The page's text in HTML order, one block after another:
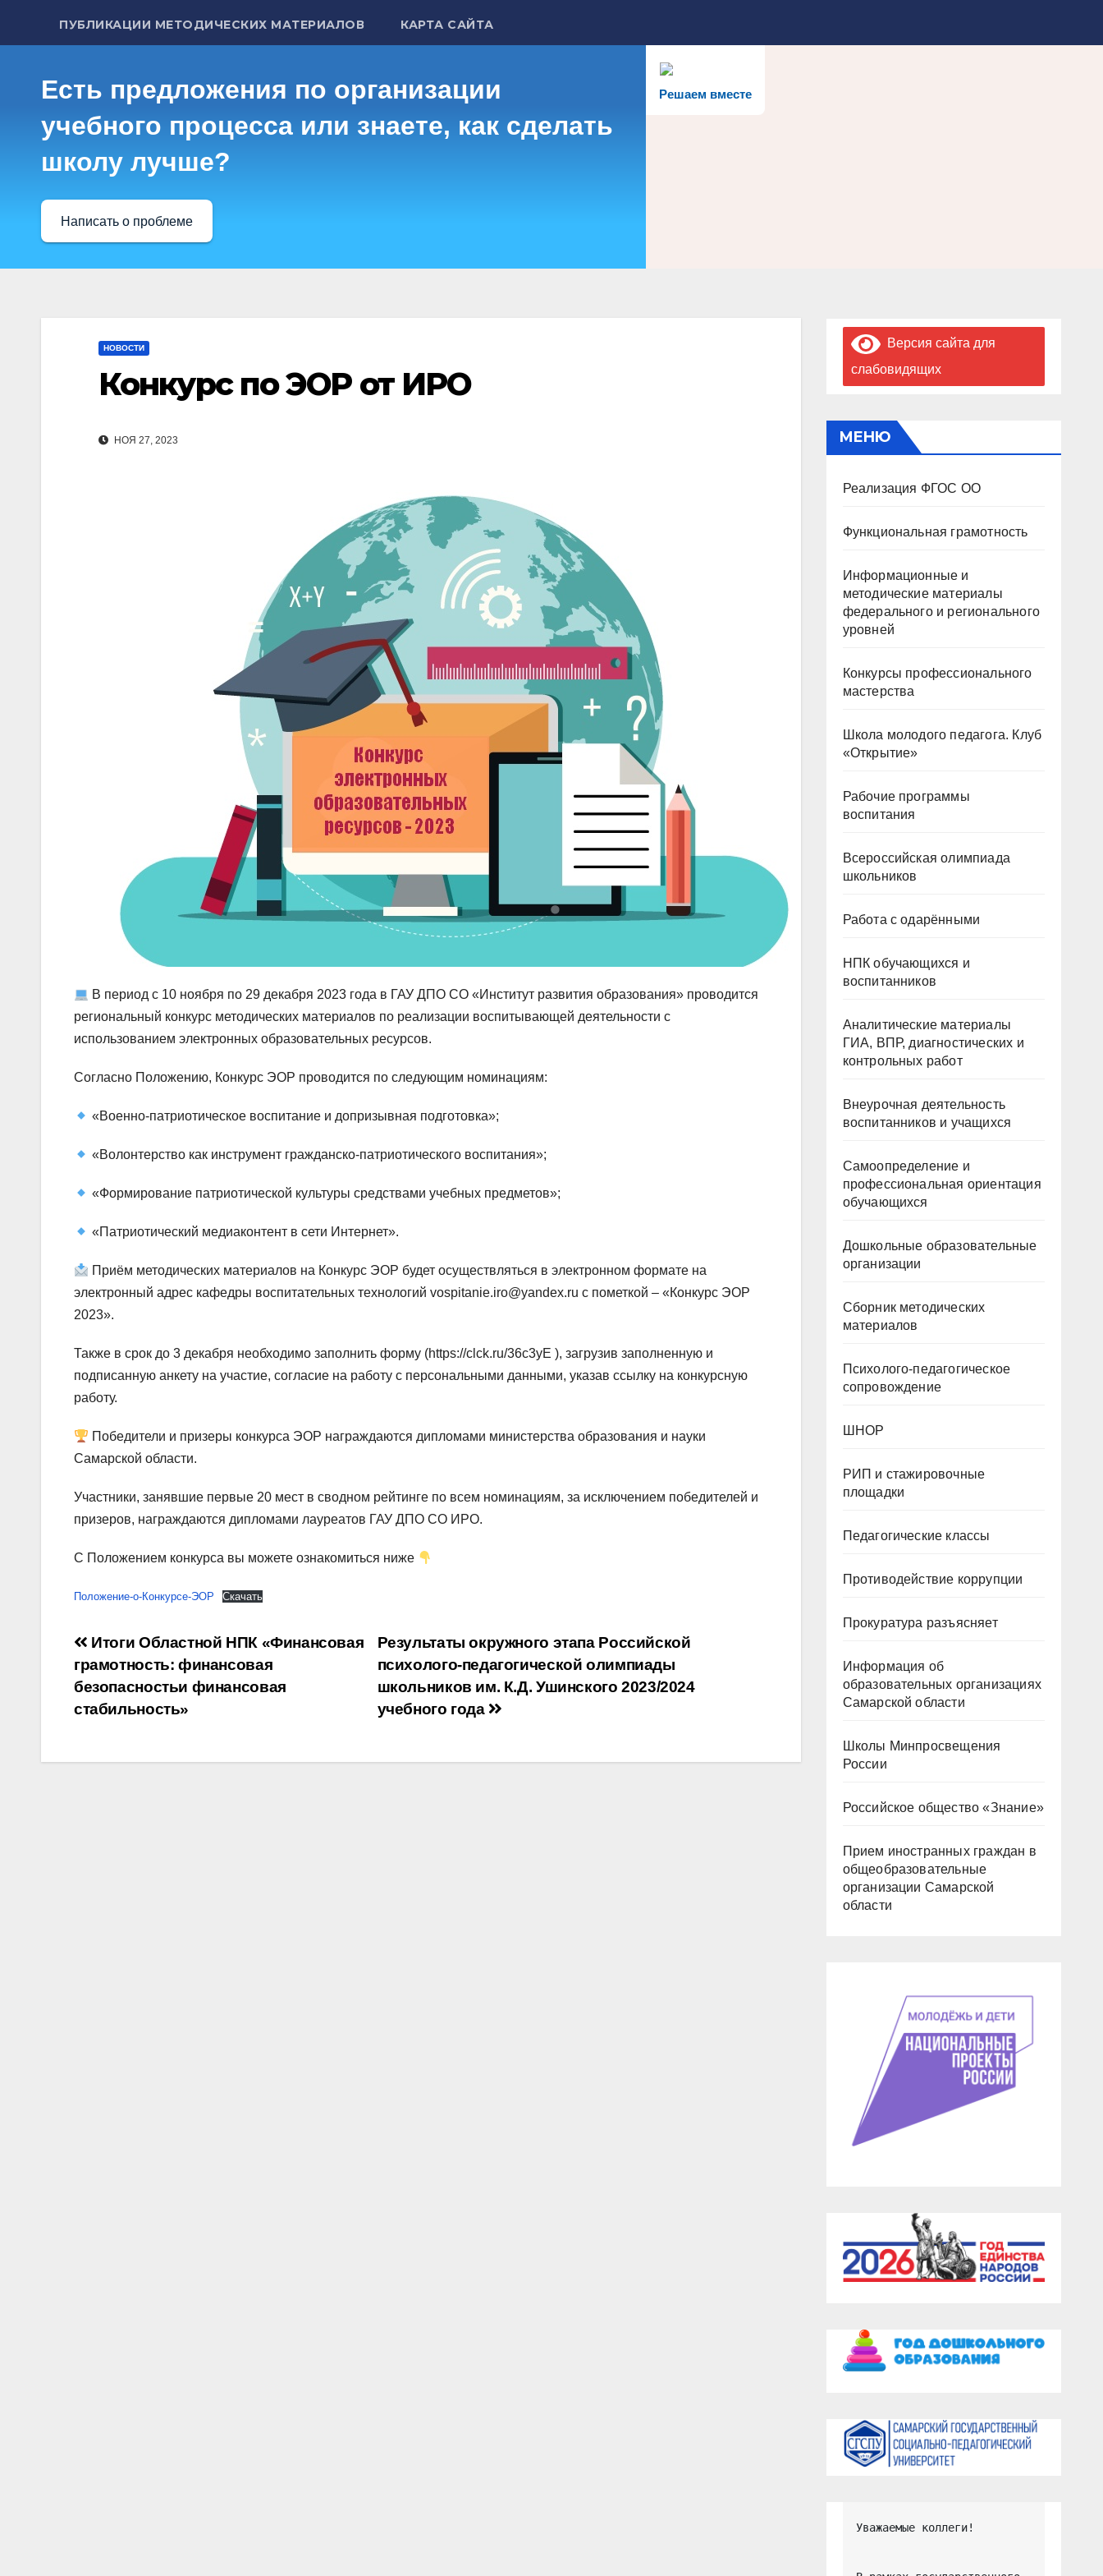
ПУБЛИКАЦИИ МЕТОДИЧЕСКИХ МАТЕРИАЛОВ КАРТА САЙТА
Решаем вместе
Есть предложения по организации
учебного процесса или знаете, как сделать
школу лучше?
Написать о проблеме
НОВОСТИ
Конкурс по ЭОР от ИРО
НОЯ 27, 2023
В период с 10 ноября по 29 декабря 2023 года в ГАУ ДПО СО «Институт развития образования» проводится
региональный конкурс методических материалов по реализации воспитывающей деятельности с
использованием электронных образовательных ресурсов.
Согласно Положению, Конкурс ЭОР проводится по следующим номинациям:
«Военно-патриотическое воспитание и допризывная подготовка»;
«Волонтерство как инструмент гражданско-патриотического воспитания»;
«Формирование патриотической культуры средствами учебных предметов»;
«Патриотический медиаконтент в сети Интернет».
Приём методических материалов на Конкурс ЭОР будет осуществляться в электронном формате на
электронный адрес кафедры воспитательных технологий vospitanie.iro@yandex.ru с пометкой – «Конкурс ЭОР
2023».
Также в срок до 3 декабря необходимо заполнить форму (https://clck.ru/36c3yE ), загрузив заполненную и
подписанную анкету на участие, согласие на работу с персональными данными, указав ссылку на конкурсную
работу.
Победители и призеры конкурса ЭОР награждаются дипломами министерства образования и науки
Самарской области.
Участники, занявшие первые 20 мест в сводном рейтинге по всем номинациям, за исключением победителей и
призеров, награждаются дипломами лауреатов ГАУ ДПО СО ИРО.
С Положением конкурса вы можете ознакомиться ниже
Положение-о-Конкурсе-ЭОР Скачать
Навигация
по
записям
Результаты окружного этапа Российской
психолого-педагогической олимпиады
школьников им. К.Д. Ушинского 2023/2024
учебного года
Итоги Областной НПК «Финансовая
грамотность: финансовая
безопасностьи финансовая
стабильность»
Версия сайта для
слабовидящих
МЕНЮ
Реализация ФГОС ОО
Функциональная грамотность
Информационные и
методические материалы
федерального и регионального
уровней
Конкурсы профессионального
мастерства
Школа молодого педагога. Клуб
«Открытие»
Рабочие программы
воспитания
Всероссийская олимпиада
школьников
Работа с одарёнными
НПК обучающихся и
воспитанников
Аналитические материалы
ГИА, ВПР, диагностических и
контрольных работ
Внеурочная деятельность
воспитанников и учащихся
Самоопределение и
профессиональная ориентация
обучающихся
Дошкольные образовательные
организации
Сборник методических
материалов
Психолого-педагогическое
сопровождение
ШНОР
РИП и стажировочные
площадки
Педагогические классы
Противодействие коррупции
Прокуратура разъясняет
Информация об
образовательных организациях
Самарской области
Школы Минпросвещения
России
Российское общество «Знание»
Прием иностранных граждан в
общеобразовательные
организации Самарской
области
Уважаемые коллеги!